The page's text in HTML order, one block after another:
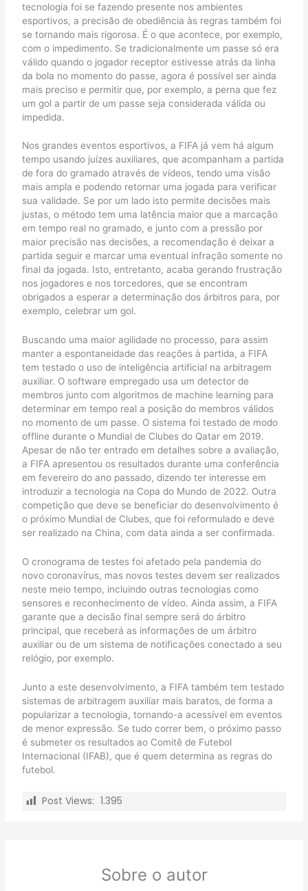
tecnologia foi se fazendo presente nos ambientes
esportivos, a precisão de obediência às regras também foi
se tornando mais rigorosa. É o que acontece, por exemplo,
com o impedimento. Se tradicionalmente um passe só era
válido quando o jogador receptor estivesse atrás da linha
da bola no momento do passe, agora é possível ser ainda
mais preciso e permitir que, por exemplo, a perna que fez
um gol a partir de um passe seja considerada válida ou
impedida.
Nos grandes eventos esportivos, a FIFA já vem há algum
tempo usando juízes auxiliares, que acompanham a partida
de fora do gramado através de vídeos, tendo uma visão
mais ampla e podendo retornar uma jogada para verificar
sua validade. Se por um lado isto permite decisões mais
justas, o método tem uma latência maior que a marcação
em tempo real no gramado, e junto com a pressão por
maior precisão nas decisões, a recomendação é deixar a
partida seguir e marcar uma eventual infração somente no
final da jogada. Isto, entretanto, acaba gerando frustração
nos jogadores e nos torcedores, que se encontram
obrigados a esperar a determinação dos árbitros para, por
exemplo, celebrar um gol.
Buscando uma maior agilidade no processo, para assim
manter a espontaneidade das reações à partida, a FIFA
tem testado o uso de inteligência artificial na arbitragem
auxiliar. O software empregado usa um detector de
membros junto com algoritmos de machine learning para
determinar em tempo real a posição do membros válidos
no momento de um passe. O sistema foi testado de modo
offline durante o Mundial de Clubes do Qatar em 2019.
Apesar de não ter entrado em detalhes sobre a avaliação,
a FIFA apresentou os resultados durante uma conferência
em fevereiro do ano passado, dizendo ter interesse em
introduzir a tecnologia na Copa do Mundo de 2022. Outra
competição que deve se beneficiar do desenvolvimento é
o próximo Mundial de Clubes, que foi reformulado e deve
ser realizado na China, com data ainda a ser confirmada.
O cronograma de testes foi afetado pela pandemia do
novo coronavírus, mas novos testes devem ser realizados
neste meio tempo, incluindo outras tecnologias como
sensores e reconhecimento de vídeo. Ainda assim, a FIFA
garante que a decisão final sempre será do árbitro
principal, que receberá as informações de um árbitro
auxiliar ou de um sistema de notificações conectado a seu
relógio, por exemplo.
Junto a este desenvolvimento, a FIFA também tem testado
sistemas de arbitragem auxiliar mais baratos, de forma a
popularizar a tecnologia, tornando-a acessível em eventos
de menor expressão. Se tudo correr bem, o próximo passo
é submeter os resultados ao Comitê de Futebol
Internacional (IFAB), que é quem determina as regras do
futebol.
Post Views: 1.395
Sobre o autor